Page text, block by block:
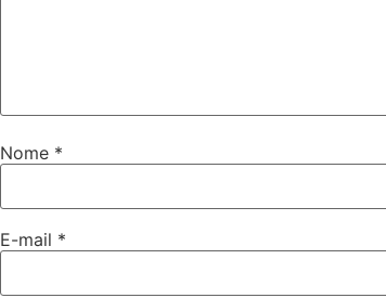
Nome *
E-mail *